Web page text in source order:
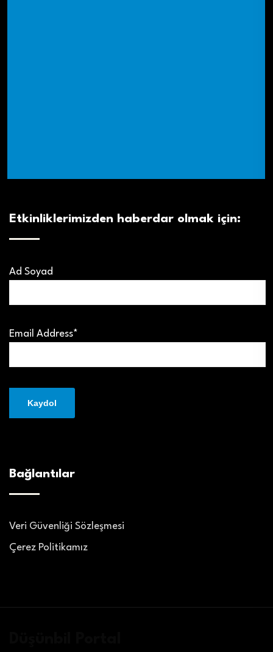
Etkinliklerimizden haberdar olmak için:
Ad Soyad
Email Address*
Bağlantılar
Veri Güvenliği Sözleşmesi
Çerez Politikamız